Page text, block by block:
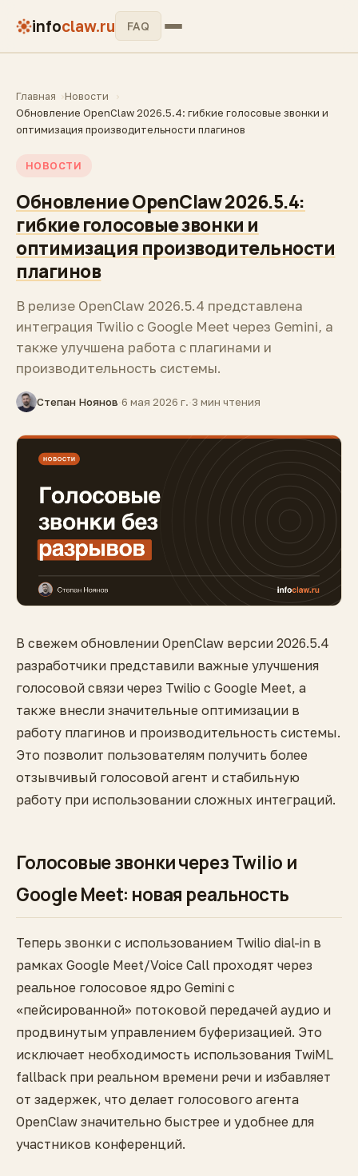
infoclaw.ru FAQ
Главная
Новости
Обновление OpenClaw 2026.5.4: гибкие голосовые звонки и
оптимизация производительности плагинов
НОВОСТИ
Обновление OpenClaw 2026.5.4:
гибкие голосовые звонки и
оптимизация производительности
плагинов
В релизе OpenClaw 2026.5.4 представлена
интеграция Twilio с Google Meet через Gemini, а
также улучшена работа с плагинами и
производительность системы.
Степан Ноянов·6 мая 2026 г.·3 мин чтения
В свежем обновлении OpenClaw версии 2026.5.4
разработчики представили важные улучшения
голосовой связи через Twilio с Google Meet, а
также внесли значительные оптимизации в
работу плагинов и производительность системы.
Это позволит пользователям получить более
отзывчивый голосовой агент и стабильную
работу при использовании сложных интеграций.
Голосовые звонки через Twilio и
Google Meet: новая реальность
Теперь звонки с использованием Twilio dial-in в
рамках Google Meet/Voice Call проходят через
реальное голосовое ядро Gemini с
«пейсированной» потоковой передачей аудио и
продвинутым управлением буферизацией. Это
исключает необходимость использования TwiML
fallback при реальном времени речи и избавляет
от задержек, что делает голосового агента
OpenClaw значительно быстрее и удобнее для
участников конференций.